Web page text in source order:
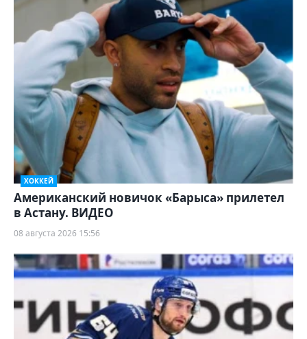
ХОККЕЙ
Американский новичок «Барыса» прилетел
в Астану. ВИДЕО
08 августа 2026 15:56